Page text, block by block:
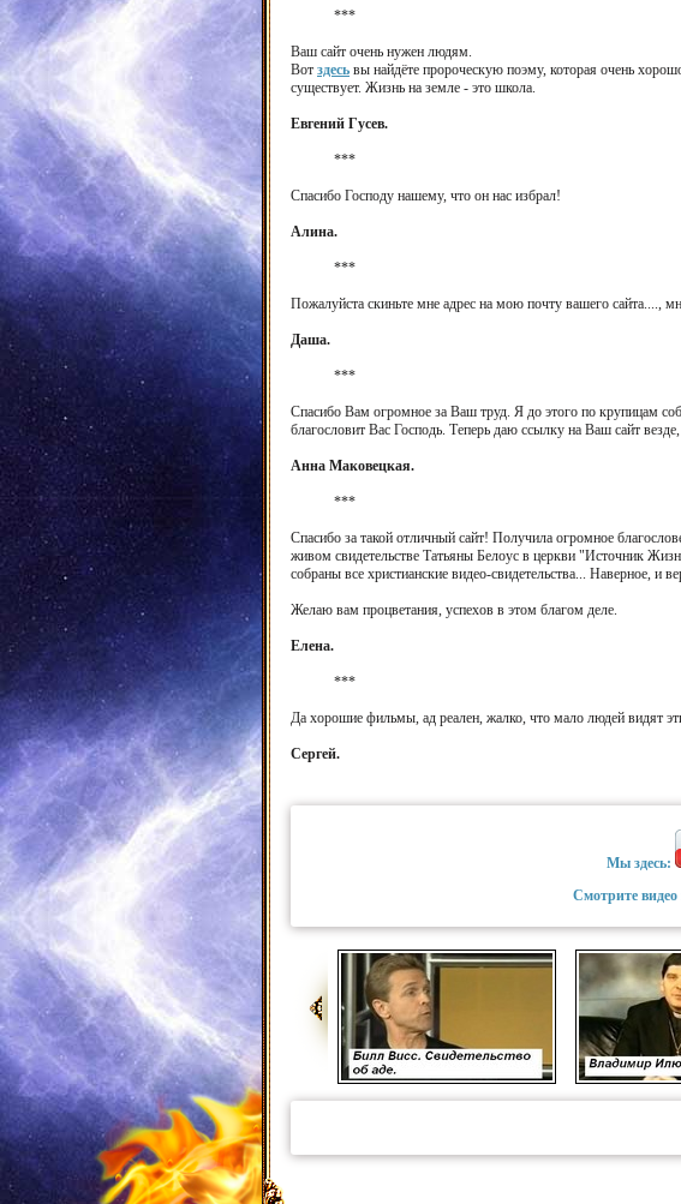
***
Ваш сайт очень нужен людям.
Вот здесь вы найдёте пророческую поэму, которая очень
существует. Жизнь на земле - это школа.
Евгений Гусев.
***
Спасибо Господу нашему, что он нас избрал!
Алина.
***
Пожалуйста скиньте мне адрес на мою почту вашего сайта....,
Даша.
***
Спасибо Вам огромное за Ваш труд. Я до этого по крупицам
благословит Вас Господь. Теперь даю ссылку на Ваш сайт
Анна Маковецкая.
***
Спасибо за такой отличный сайт! Получила огромное
живом свидетельстве Татьяны Белоус в церкви "Источник
собраны все христианские видео-свидетельства... Наверное, и
Желаю вам процветания, успехов в этом благом деле.
Елена.
***
Да хорошие фильмы, ад реален, жалко, что мало людей видят
Сергей.
Мы здесь:
Смотрите видео